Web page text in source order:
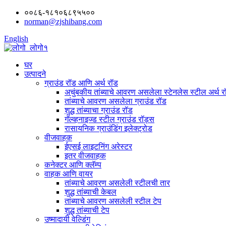
००८६-१८१०६८९५५००
norman@zjshibang.com
English
घर
उत्पादने
ग्राउंड रॉड आणि अर्थ रॉड
अचुंबकीय तांब्याचे आवरण असलेला स्टेनलेस स्टील अर्थ
तांब्याचे आवरण असलेला ग्राउंड रॉड
शुद्ध तांब्याचा ग्राउंड रॉड
गॅल्व्हनाइज्ड स्टील ग्राउंड रॉड्स
रासायनिक ग्राउंडिंग इलेक्ट्रोड
वीजवाहक
ईएसई लाइटनिंग अरेस्टर
इतर वीजवाहक
कनेक्टर आणि क्लॅम्प
वाहक आणि वायर
तांब्याचे आवरण असलेली स्टीलची तार
शुद्ध तांब्याची केबल
तांब्याचे आवरण असलेली स्टील टेप
शुद्ध तांब्याची टेप
उष्मादायी वेल्डिंग